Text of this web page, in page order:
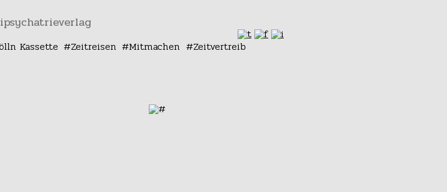
Kassette Zeitreisen Mitmachen Zeitvertreib